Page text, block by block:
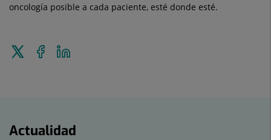
oncología posible a cada paciente, esté donde esté.
Enviar
Compartir
en
Actualidad